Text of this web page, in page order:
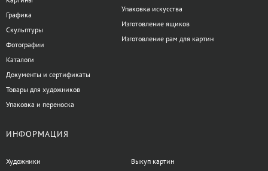
Графика
Скульптуры
Фотографии
Каталоги
Документы и сертификаты
Товары для художников
Упаковка и переноска
Упаковка искусства
Изготовление ящиков
Изготовление рам для картин
ИНФОРМАЦИЯ
Художники
Выкуп картин